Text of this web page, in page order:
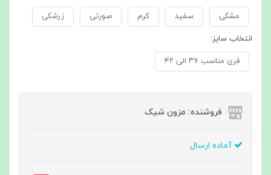
مشکی سفید کرم صورتی زرشکی
انتخاب سایز:
فری مناسب ۳۶ الی ۴۲
فروشنده: مزون شیک
آماده ارسال